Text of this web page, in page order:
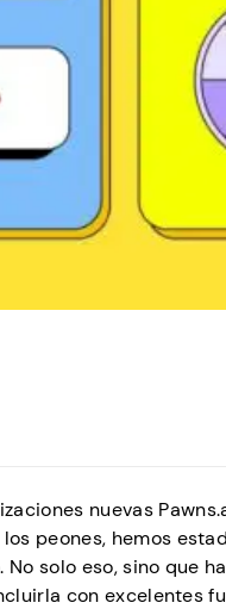
nuevas
peones, hemos
solo eso, sino que
con excelentes